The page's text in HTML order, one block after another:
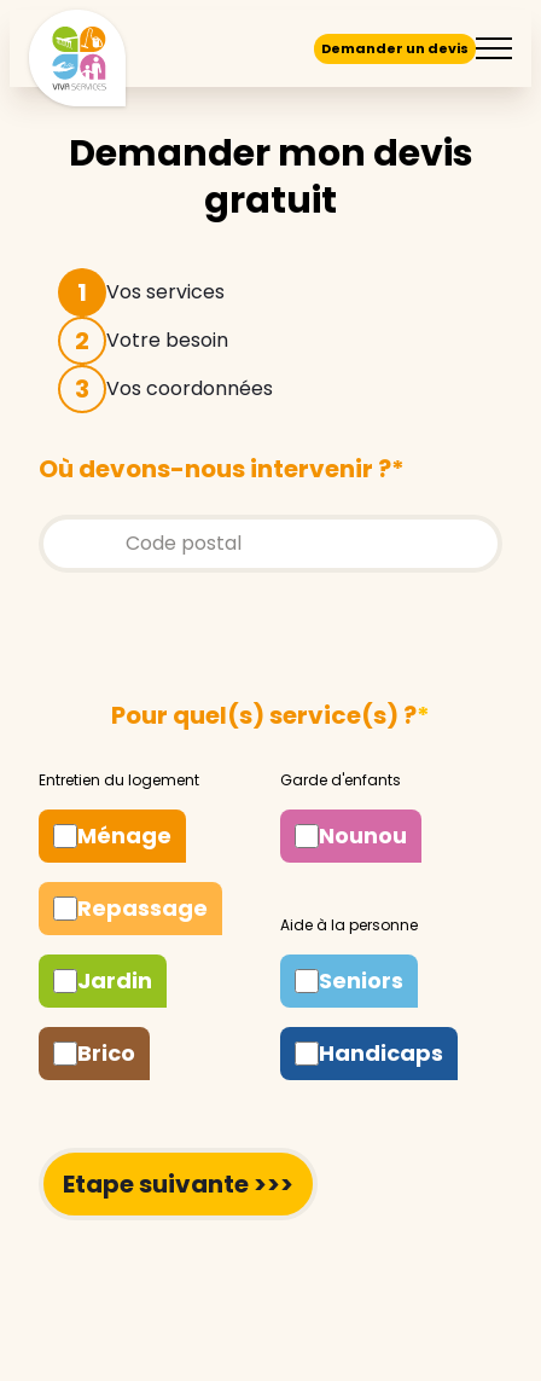
Demander un devis
Demander mon devis
gratuit
1 Vos services
2 Votre besoin
3 Vos coordonnées
Où devons-nous intervenir ?*
Store locator global - Autocompletion
Rechercher
Pour quel(s) service(s) ?*
Ménage
Repassage
Jardin
Brico
Nounou
Seniors
Handicaps